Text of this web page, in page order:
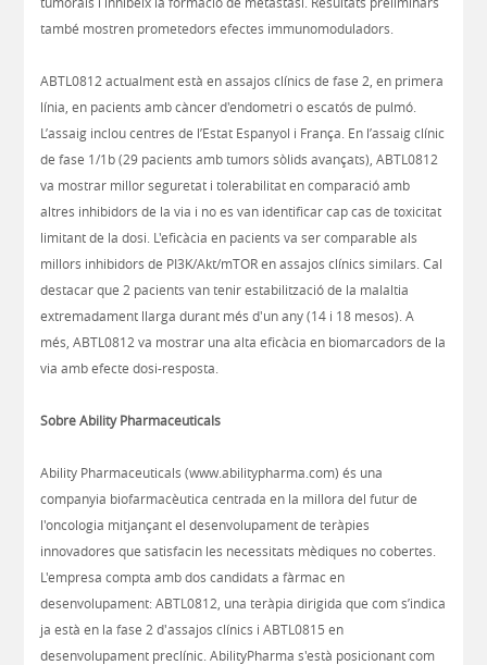
també mostren prometedors efectes immunomoduladors.
ABTL0812 actualment està en assajos clínics de fase 2, en primera
línia, en pacients amb càncer d'endometri o escatós de pulmó.
L’assaig inclou centres de l’Estat Espanyol i França. En l’assaig clínic
de fase 1/1b (29 pacients amb tumors sòlids avançats), ABTL0812
va mostrar millor seguretat i tolerabilitat en comparació amb
altres inhibidors de la via i no es van identificar cap cas de toxicitat
limitant de la dosi. L'eficàcia en pacients va ser comparable als
millors inhibidors de PI3K/Akt/mTOR en assajos clínics similars. Cal
destacar que 2 pacients van tenir estabilització de la malaltia
extremadament llarga durant més d'un any (14 i 18 mesos). A
més, ABTL0812 va mostrar una alta eficàcia en biomarcadors de la
via amb efecte dosi-resposta.
Sobre Ability Pharmaceuticals
Ability Pharmaceuticals (www.abilitypharma.com) és una
companyia biofarmacèutica centrada en la millora del futur de
l'oncologia mitjançant el desenvolupament de teràpies
innovadores que satisfacin les necessitats mèdiques no cobertes.
L'empresa compta amb dos candidats a fàrmac en
desenvolupament: ABTL0812, una teràpia dirigida que com s’indica
ja està en la fase 2 d'assajos clínics i ABTL0815 en
desenvolupament preclínic. AbilityPharma s'està posicionant com